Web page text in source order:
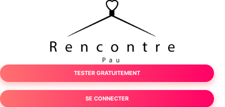
TESTER GRATUITEMENT
SE CONNECTER